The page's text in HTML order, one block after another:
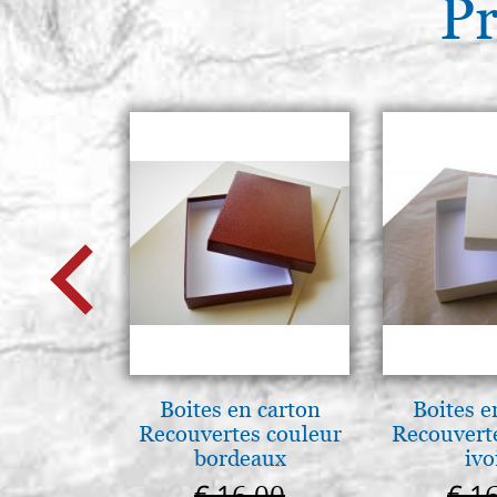
Boites en carton
Recouvertes couleur
bordeaux
Boites